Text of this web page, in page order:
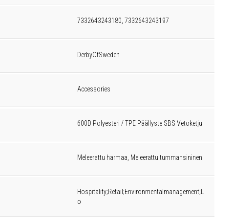
7332643243180, 7332643243197
DerbyOfSweden
Accessories
600D Polyesteri / TPE Päällyste SBS Vetoketju
Meleerattu harmaa, Meleerattu tummansininen
Hospitality;Retail;Environmentalmanagement;L
o